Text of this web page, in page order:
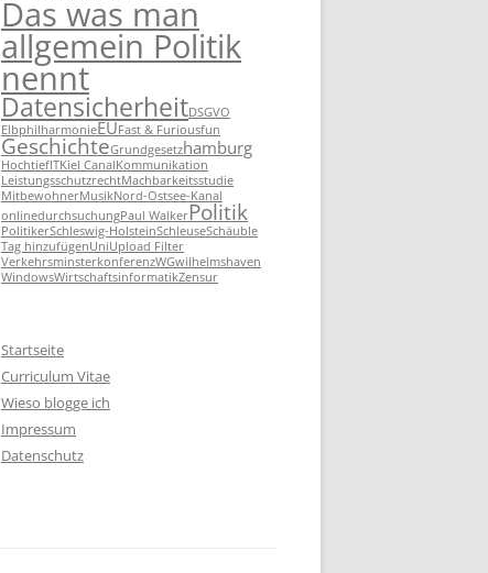
Das was man
allgemein Politik
nennt
DatensicherheitDSGVO
ElbphilharmonieEUFast & Furiousfun
GeschichteGrundgesetzhamburg
HochtiefITKiel CanalKommunikation
LeistungsschutzrechtMachbarkeitsstudie
MitbewohnerMusikNord-Ostsee-Kanal
onlinedurchsuchungPaul WalkerPolitik
PolitikerSchleswig-HolsteinSchleuseSchäuble
Tag hinzufügenUniUpload Filter
VerkehrsminsterkonferenzWGwilhelmshaven
WindowsWirtschaftsinformatikZensur
Startseite
Curriculum Vitae
Wieso blogge ich
Impressum
Datenschutz